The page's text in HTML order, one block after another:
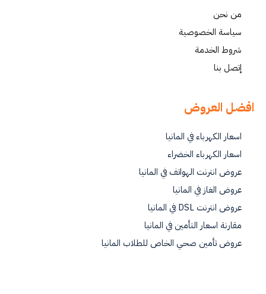
من نحن
سياسة الخصوصية
شروط الخدمة
إتصل بنا
افضل العروض
اسعار الكهرباء في المانيا
اسعار الكهرباء الخضراء
عروض انترنت الهواتف في المانيا
عروض الغاز في المانيا
عروض انترنت DSL في المانيا
مقارنة اسعار التأمين في المانيا
عروض تأمين صحي الخاص للطلاب المانيا